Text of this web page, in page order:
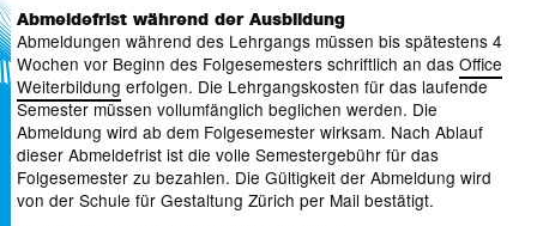
Abmeldefrist während der Ausbildung
Abmeldungen während des Lehrgangs müssen bis spätestens 4
Wochen vor Beginn des Folgesemesters schriftlich an dasOffice
Weiterbildung erfolgen. Die Lehrgangskosten für das laufende
Semester müssen vollumfänglich beglichen werden. Die
Abmeldung wird ab dem Folgesemester wirksam. Nach Ablauf
dieser Abmeldefrist ist die volle Semestergebühr für das
Folgesemester zu bezahlen. Die Gültigkeit der Abmeldung wird
von der Schule für Gestaltung Zürich per Mail bestätigt.